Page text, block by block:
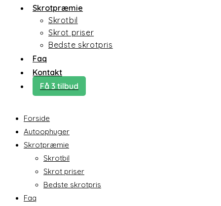
Skrotpræmie
Skrotbil
Skrot priser
Bedste skrotpris
Faq
Kontakt
Få 3 tilbud
Forside
Autoophuger
Skrotpræmie
Skrotbil
Skrot priser
Bedste skrotpris
Faq